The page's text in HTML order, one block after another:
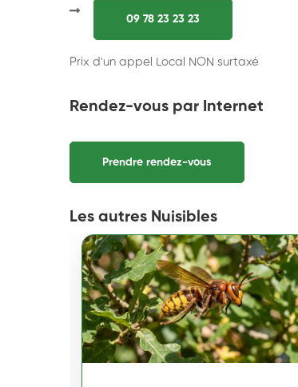
09 78 23 23 23
Prix d'un appel Local NON surtaxé
Rendez-vous par Internet
Prendre rendez-vous
Les autres Nuisibles